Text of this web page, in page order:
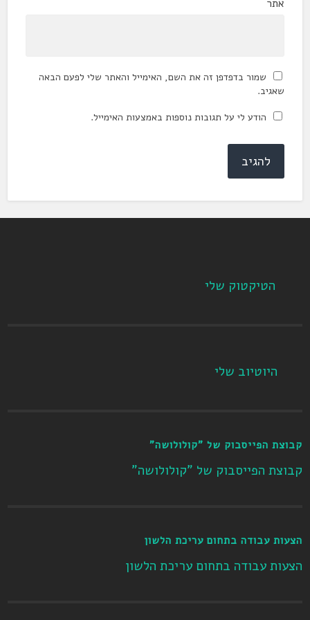
אתר
שמור בדפדפן זה את השם, האימייל והאתר שלי לפעם הבאה
שאגיב.
הודע לי על תגובות נוספות באמצעות האימייל.
הטיקטוק שלי
היוטיוב שלי
קבוצת הפייסבוק של "קולולושה"
קבוצת הפייסבוק של "קולולושה"
הצעות עבודה בתחום עריכת הלשון
הצעות עבודה בתחום עריכת הלשון